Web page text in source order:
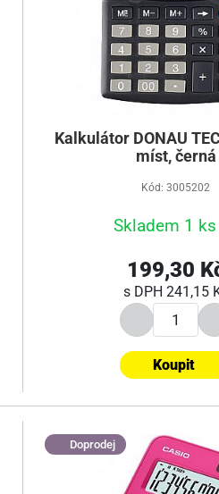
Kalkulátor DONAU
míst, černá
Kód: 3005202
Skladem 1 ks
199,30
s DPH 241,15
Koupit
Doprodej